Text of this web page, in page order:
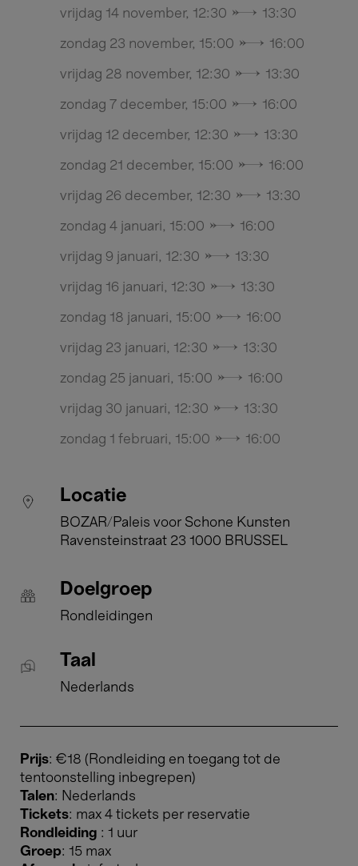
vrijdag 14 november, 12:30 → 13:30
zondag 23 november, 15:00 → 16:00
vrijdag 28 november, 12:30 → 13:30
zondag 7 december, 15:00 → 16:00
vrijdag 12 december, 12:30 → 13:30
zondag 21 december, 15:00 → 16:00
vrijdag 26 december, 12:30 → 13:30
zondag 4 januari, 15:00 → 16:00
vrijdag 9 januari, 12:30 → 13:30
vrijdag 16 januari, 12:30 → 13:30
zondag 18 januari, 15:00 → 16:00
vrijdag 23 januari, 12:30 → 13:30
zondag 25 januari, 15:00 → 16:00
vrijdag 30 januari, 12:30 → 13:30
zondag 1 februari, 15:00 → 16:00
Locatie
BOZAR/Paleis voor Schone Kunsten
Ravensteinstraat 23 1000 BRUSSEL
Doelgroep
Rondleidingen
Taal
Nederlands
Prijs: €18 (Rondleiding en toegang tot de
tentoonstelling inbegrepen)
Talen: Nederlands
Tickets: max 4 tickets per reservatie
Rondleiding : 1 uur
Groep: 15 max